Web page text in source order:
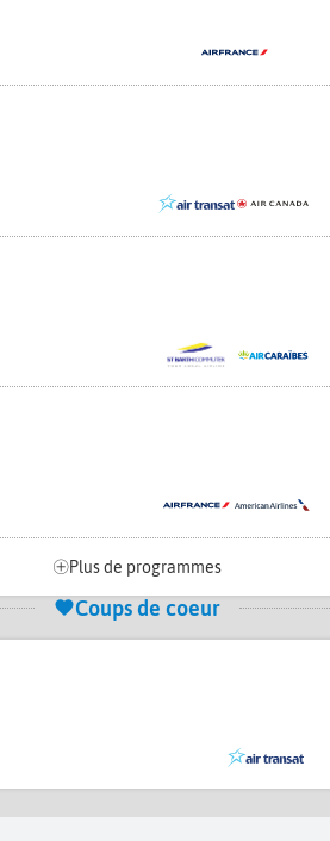
Plus de programmes
Coups de coeur